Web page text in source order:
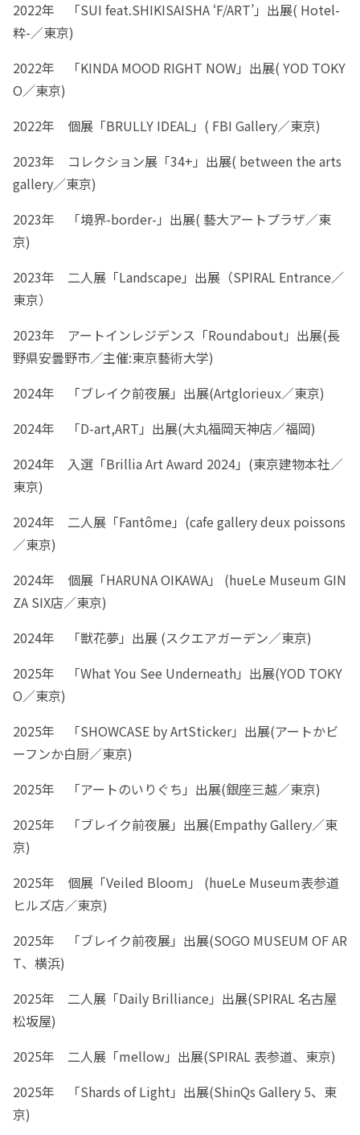
2022年 「SUI feat.SHIKISAISHA ‘F/ART’」出展( Hotel-
粋-／東京)
2022年 「KINDA MOOD RIGHT NOW」出展( YOD TOKY
O／東京)
2022年 個展「BRULLY IDEAL」( FBI Gallery／東京)
2023年 コレクション展「34+」出展( between the arts
gallery／東京)
2023年 「境界-border-」出展( 藝大アートプラザ／東
京)
2023年 二人展「Landscape」出展（SPIRAL Entrance／
東京）
2023年 アートインレジデンス「Roundabout」出展(長
野県安曇野市／主催:東京藝術大学)
2024年 「ブレイク前夜展」出展(Artglorieux／東京)
2024年 「D-art,ART」出展(大丸福岡天神店／福岡)
2024年 入選「Brillia Art Award 2024」(東京建物本社／
東京)
2024年 二人展「Fantôme」(cafe gallery deux poissons
／東京)
2024年 個展「HARUNA OIKAWA」 (hueLe Museum GIN
ZA SIX店／東京)
2024年 「獣花夢」出展 (スクエアガーデン／東京)
2025年 「What You See Underneath」出展(YOD TOKY
O／東京)
2025年 「SHOWCASE by ArtSticker」出展(アートかビ
ーフンか白厨／東京)
2025年 「アートのいりぐち」出展(銀座三越／東京)
2025年 「ブレイク前夜展」出展(Empathy Gallery／東
京)
2025年 個展「Veiled Bloom」 (hueLe Museum表参道
ヒルズ店／東京)
2025年 「ブレイク前夜展」出展(SOGO MUSEUM OF AR
T、横浜)
2025年 二人展「Daily Brilliance」出展(SPIRAL 名古屋
松坂屋)
2025年 二人展「mellow」出展(SPIRAL 表参道、東京)
2025年 「Shards of Light」出展(ShinQs Gallery 5、東
京)